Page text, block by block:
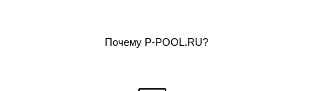
Почему P-POOL.RU?